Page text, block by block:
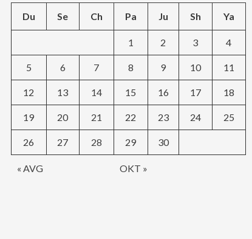
Du Se Ch Pa Ju Sh Ya
« AVG OKT »
1 2 3 4
5 6 7 8 9 10 11
12 13 14 15 16 17 18
19 20 21 22 23 24 25
26 27 28 29 30